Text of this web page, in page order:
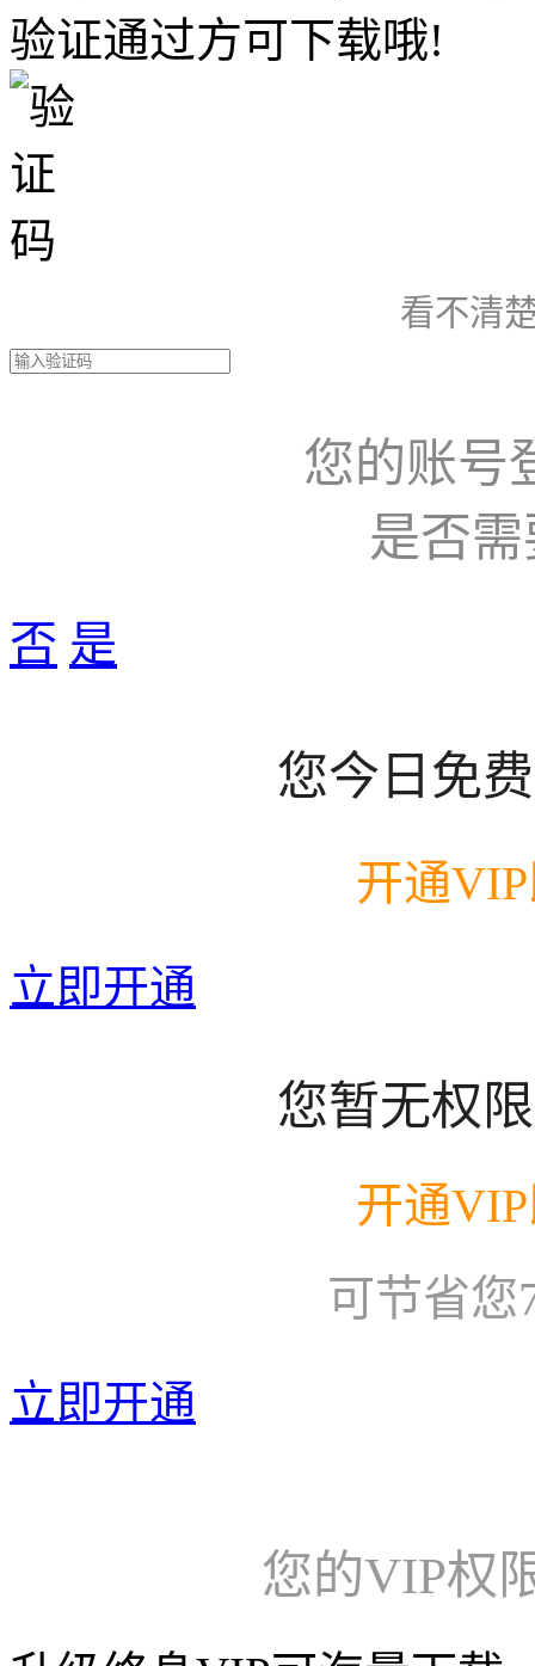
验证通过方可下载哦!
看不清
您的账号
是否
否 是
您今日免
开通
立即开通
您暂无权
开通
可节省您
立即开通
您的VIP权